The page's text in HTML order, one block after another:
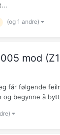
(og 1 andre)
mod
får følgende
begynne å